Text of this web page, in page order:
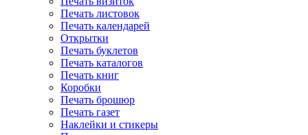
Печать листовок
Печать календарей
Открытки
Печать буклетов
Печать каталогов
Печать книг
Коробки
Печать брошюр
Печать газет
Наклейки и стикеры